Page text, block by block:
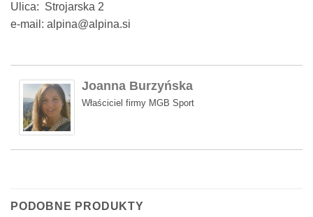
Ulica: Strojarska 2
e-mail: alpina@alpina.si
Joanna Burzyńska
Właściciel firmy MGB Sport
PODOBNE PRODUKTY